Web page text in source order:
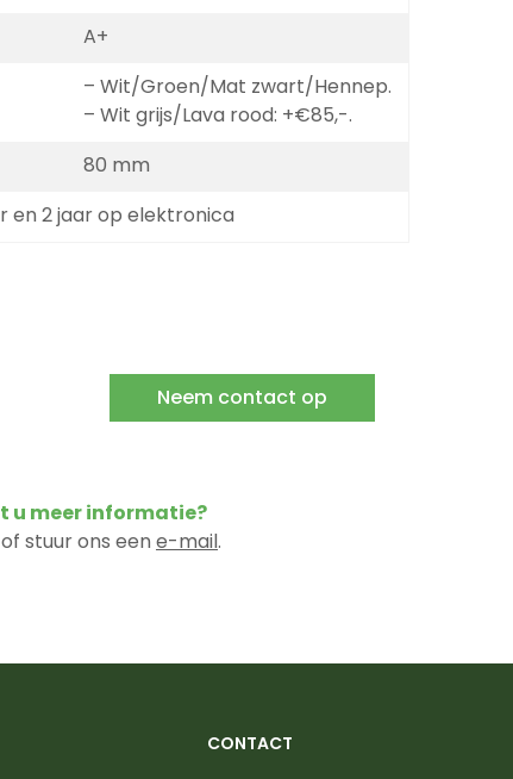
A+
– Wit/Groen/Mat zwart/Hennep.
– Wit grijs/Lava rood: +€85,-.
80 mm
en 2 jaar op elektronica
Neem contact op
u meer informatie?
stuur ons een e-mail.
CONTACT